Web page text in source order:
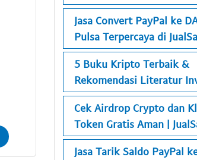
Jasa Convert PayPal ke
Pulsa Terpercaya di
5 Buku Kripto Terbaik &
Rekomendasi Literatur
Cek Airdrop Crypto dan
Token Gratis Aman |
Jasa Tarik Saldo PayPal